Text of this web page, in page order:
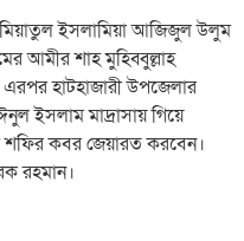
ইসলামিয়া আজিজুল উলুম
আমীর শাহ মুহিব্বুল্লাহ
হাটহাজারী উপজেলার
ইসলাম মাদ্রাসায় গিয়ে
শফির কবর জেয়ারত করবেন।
রহমান।